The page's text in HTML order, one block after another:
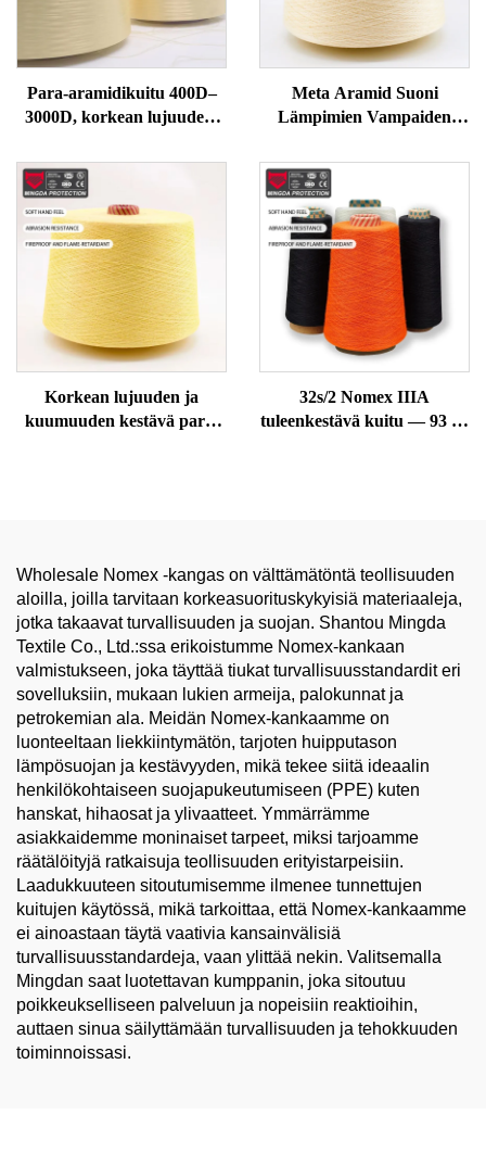
Para-aramidikuitu 400D–
3000D, korkean lujuuden,
leikkauskestävän lankana
käsi- naruille,
turvavarsinaisille
ompelutarvikkeille
Meta Aramid Suoni
Lämpimien Vampaiden
Retardant Neulontaa
Varten Kankailemassa
Korkean Voiman Tekninen
Suoni
Korkean lujuuden ja
kuumuuden kestävä para-
32s/2 Nomex IIIA
tuleenkestävä kuitu — 93 %
Wholesale Nomex -kangas on välttämätöntä teollisuuden
aloilla, joilla tarvitaan korkeasuorituskykyisiä materiaaleja,
jotka takaavat turvallisuuden ja suojan. Shantou Mingda
Textile Co., Ltd.:ssa erikoistumme Nomex-kankaan
valmistukseen, joka täyttää tiukat turvallisuusstandardit eri
sovelluksiin, mukaan lukien armeija, palokunnat ja
petrokemian ala. Meidän Nomex-kankaamme on
luonteeltaan liekkiintymätön, tarjoten huipputason
lämpösuojan ja kestävyyden, mikä tekee siitä ideaalin
henkilökohtaiseen suojapukeutumiseen (PPE) kuten
hanskat, hihaosat ja ylivaatteet. Ymmärrämme
asiakkaidemme moninaiset tarpeet, miksi tarjoamme
räätälöityjä ratkaisuja teollisuuden erityistarpeisiin.
Laadukkuuteen sitoutumisemme ilmenee tunnettujen
kuitujen käytössä, mikä tarkoittaa, että Nomex-kankaamme
ei ainoastaan täytä vaativia kansainvälisiä
turvallisuusstandardeja, vaan ylittää nekin. Valitsemalla
Mingdan saat luotettavan kumppanin, joka sitoutuu
poikkeukselliseen palveluun ja nopeisiin reaktioihin,
auttaen sinua säilyttämään turvallisuuden ja tehokkuuden
toiminnoissasi.